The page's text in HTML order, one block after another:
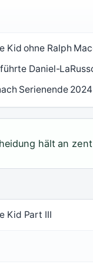
Kid ohne Ralph
Daniel-
Serienende 2024
hält an
Kid Part III